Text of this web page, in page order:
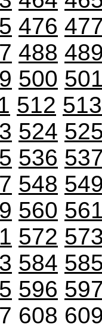
476
488
500
512 513
524
536
548
560
572
584
596
608